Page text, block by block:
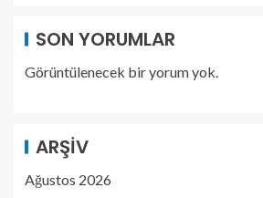
SON YORUMLAR
Görüntülenecek bir yorum yok.
ARŞIV
Ağustos 2026